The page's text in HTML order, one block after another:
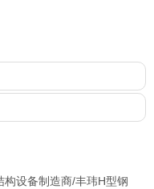
构设备制造商/丰玮H型钢